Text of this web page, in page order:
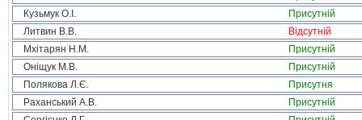
Кузьмук О.І.
Присутній
Литвин В.В.
Відсутній
Мхітарян Н.М.
Присутній
Оніщук М.В.
Присутній
Полякова Л.Є.
Присутня
Раханський А.В.
Присутній